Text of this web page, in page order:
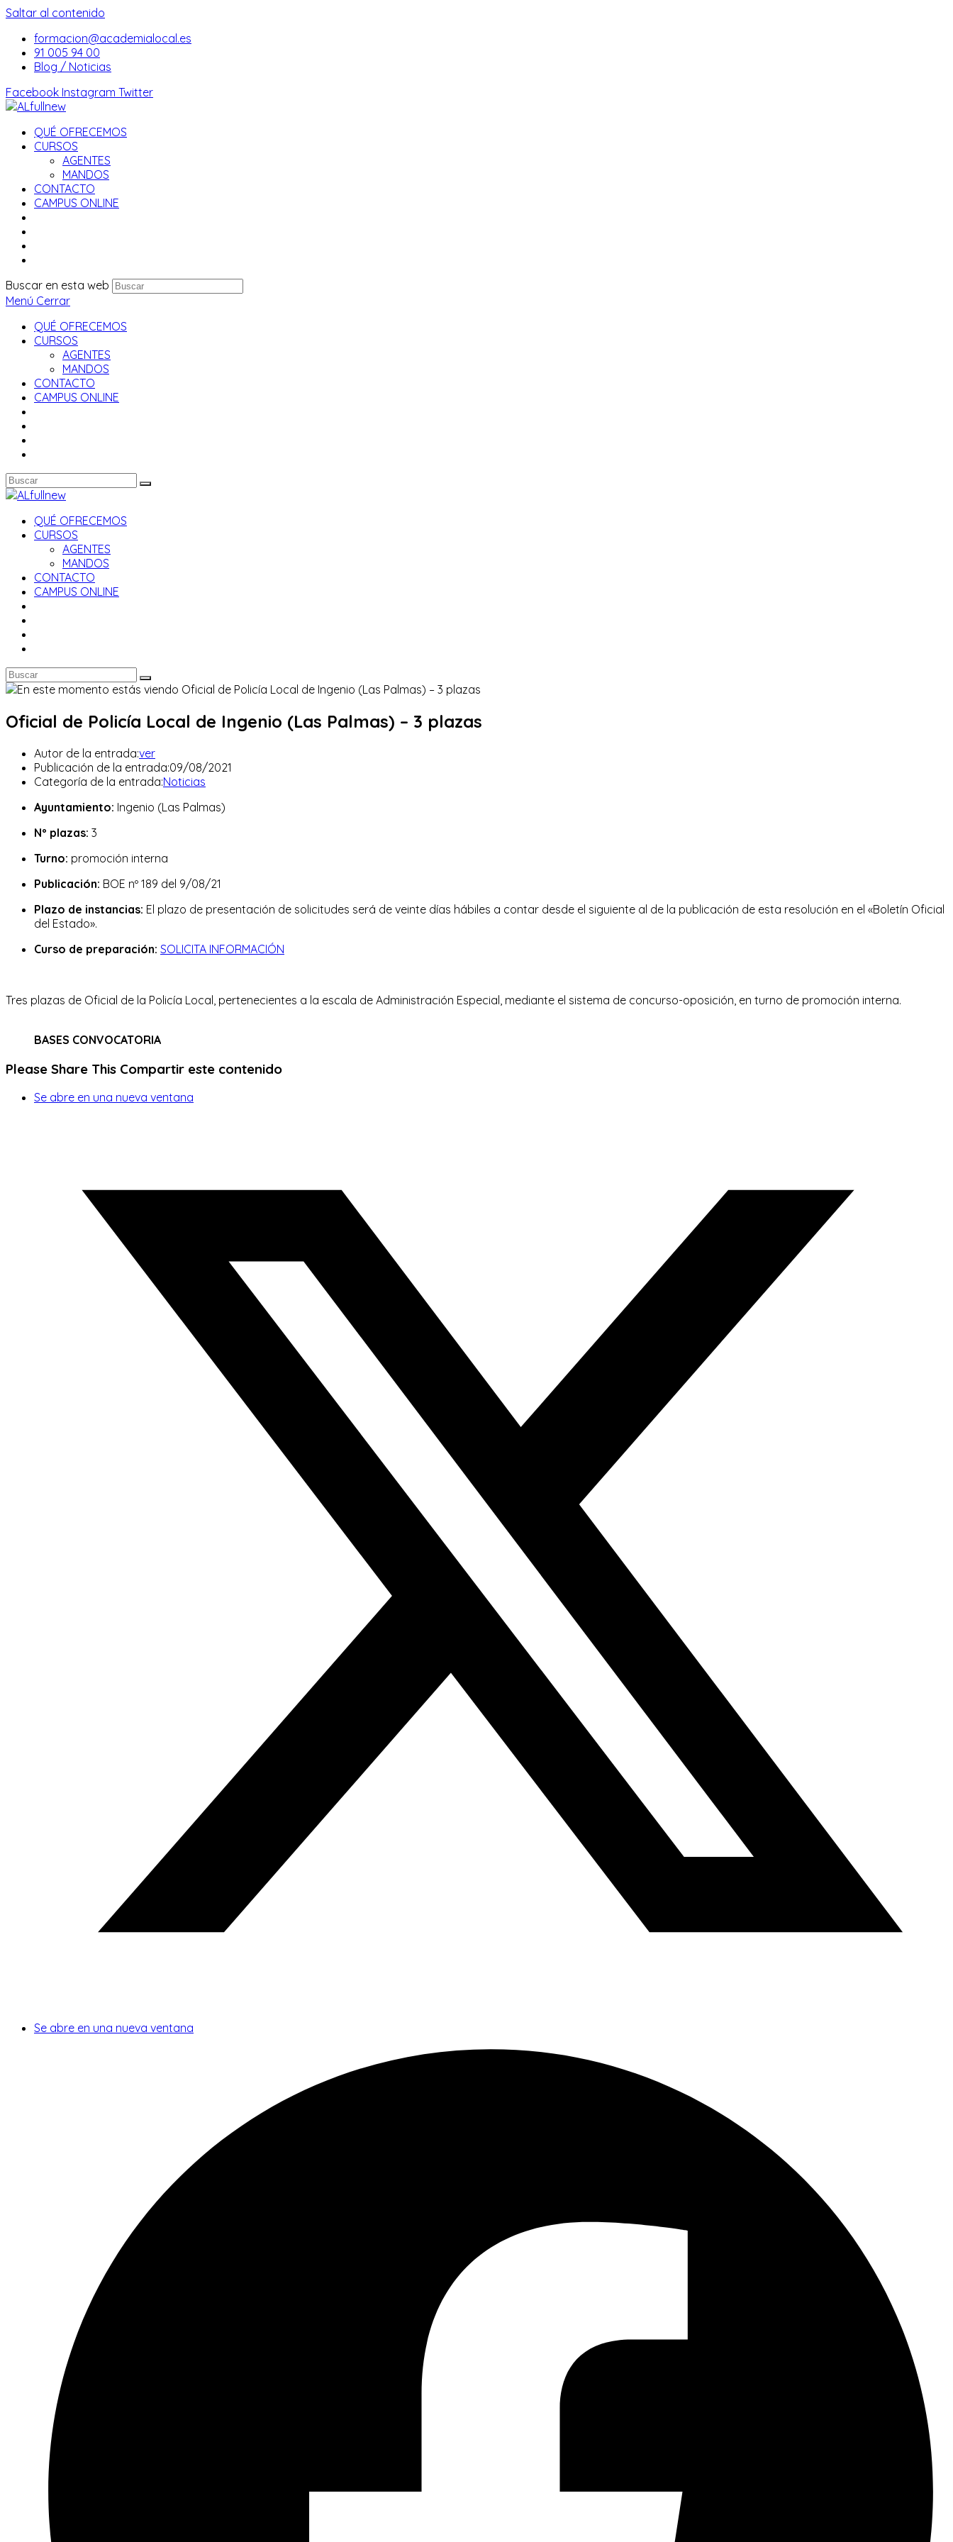
Saltar al contenido
formacion@academialocal.es
91 005 94 00
Blog / Noticias
Facebook Instagram Twitter
QUÉ OFRECEMOS
CURSOS
AGENTES
MANDOS
CONTACTO
CAMPUS ONLINE
Buscar en esta web
Menú Cerrar
QUÉ OFRECEMOS
CURSOS
AGENTES
MANDOS
CONTACTO
CAMPUS ONLINE
QUÉ OFRECEMOS
CURSOS
AGENTES
MANDOS
CONTACTO
CAMPUS ONLINE
Oficial de Policía Local de Ingenio (Las Palmas) – 3 plazas
Autor de la entrada:ver
Publicación de la entrada:09/08/2021
Categoría de la entrada:Noticias
Ayuntamiento: Ingenio (Las Palmas)
Nº plazas: 3
Turno: promoción interna
Publicación: BOE nº 189 del 9/08/21
Plazo de instancias: El plazo de presentación de solicitudes será de veinte días hábiles a contar desde el siguiente al de la publicación de esta resolución en el «Boletín Oficial
del Estado».
Curso de preparación: SOLICITA INFORMACIÓN
Tres plazas de Oficial de la Policía Local, pertenecientes a la escala de Administración Especial, mediante el sistema de concurso-oposición, en turno de promoción interna.
BASES CONVOCATORIA
Please Share This Compartir este contenido
Se abre en una nueva ventana
Se abre en una nueva ventana